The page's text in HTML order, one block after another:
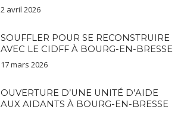
2 avril 2026
SOUFFLER POUR SE RECONSTRUIRE
AVEC LE CIDFF À BOURG-EN-BRESSE
17 mars 2026
OUVERTURE D’UNE UNITÉ D’AIDE
AUX AIDANTS À BOURG-EN-BRESSE